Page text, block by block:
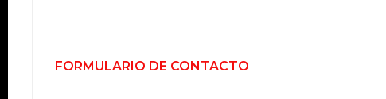
FORMULARIO DE CONTACTO